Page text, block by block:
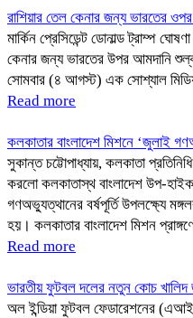
রাশিয়ার তেল কেনার জন্য ভারতের
মার্কিন প্রেসিডেন্ট ডোনাল্ড ট্রাম্প
কেনার জন্য ভারতের উপর আমদানি শুল্ক
সোমবার (৪ আগস্ট) এক সোশ্যাল
Read more
কলকাতার বাংলাদেশ মিশনে ‘জুলাই
সুকান্ত চট্টোপাধ্যায়, কলকাতা
করলো কলকাতাস্থ বাংলাদেশ উপ-
গণঅভ্যুত্থানের বর্ষপূর্তি উপলক্ষ্যে
হয়। কলকাতার বাংলাদেশ মিশন
Read more
ভারতীয় ফুটবল দলের নতুন কোচ খালিদ
অল ইন্ডিয়া ফুটবল ফেডারেশনের